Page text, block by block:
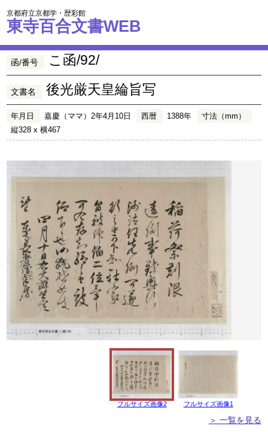
京都府立京都学・歴彩館
東寺百合文書WEB
函/番号 こ函/92/
文書名 後光厳天皇綸旨写
年月日 嘉慶（ママ）2年4月10日 西暦 1388年
寸法（mm）
縦328 x 横467
フルサイズ画像2 フルサイズ画像1
＞ 一覧を見る